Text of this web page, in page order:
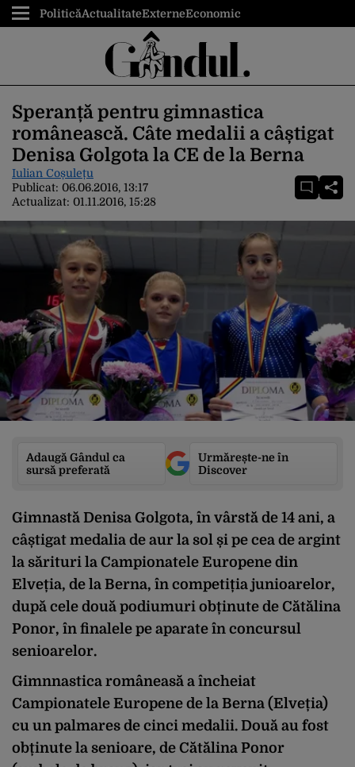
PoliticăActualitateExterneEconomic
Speranță pentru gimnastica
românească. Câte medalii a câștigat
Denisa Golgota la CE de la Berna
Iulian Coșulețu
Publicat: 06.06.2016, 13:17
Actualizat: 01.11.2016, 15:28
Adaugă Gândul ca
sursă preferată
Urmărește-ne în
Discover
Gimnastă Denisa Golgota, în vârstă de 14 ani, a
câștigat medalia de aur la sol și pe cea de argint
la sărituri la Campionatele Europene din
Elveția, de la Berna, în competiția junioarelor,
după cele două podiumuri obținute de Cătălina
Ponor, în finalele pe aparate în concursul
senioarelor.
Gimnnastica româneasă a încheiat
Campionatele Europene de la Berna (Elveția)
cu un palmares de cinci medalii. Două au fost
obținute la senioare, de Cătălina Ponor